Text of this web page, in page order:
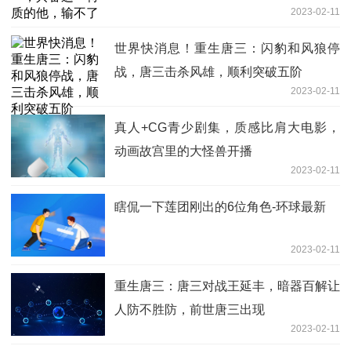
2023-02-11
世界快消息！重生唐三：闪豹和风狼停
战，唐三击杀风雄，顺利突破五阶
2023-02-11
真人+CG青少剧集，质感比肩大电影，
动画故宫里的大怪兽开播
2023-02-11
瞎侃一下莲团刚出的6位角色-环球最新
2023-02-11
重生唐三：唐三对战王延丰，暗器百解让
人防不胜防，前世唐三出现
2023-02-11